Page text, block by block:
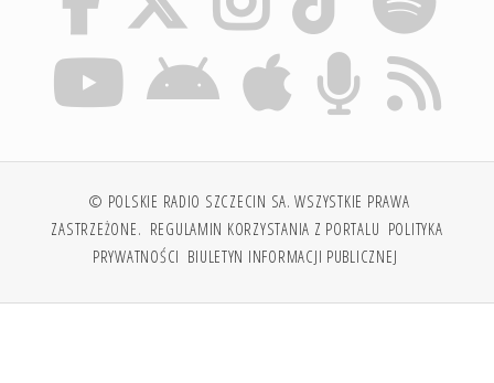
© POLSKIE RADIO SZCZECIN SA. WSZYSTKIE PRAWA
ZASTRZEŻONE. REGULAMIN KORZYSTANIA Z PORTALU POLITYKA
PRYWATNOŚCI BIULETYN INFORMACJI PUBLICZNEJ